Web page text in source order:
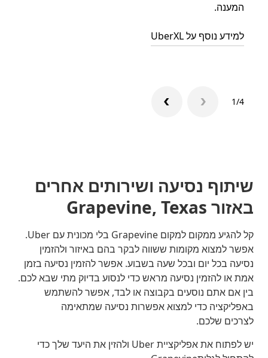
המענה.
למידע נוסף על UberXL
1/4
שיתוף נסיעה ושירותים אחרים
באזור Grapevine, Texas
קל להגיע ממקום למקום Grapevine בלי מכונית עם Uber.
אפשר למצוא מקומות ששווה לבקר בהם באיזור ולהזמין
נסיעה בכל יום ובכל שעה בשבוע. אפשר להזמין נסיעה בזמן
אמת או להזמין נסיעה מראש כדי לנסוע בדיוק מתי שבא לכם.
בין אם אתם נוסעים בקבוצה או לבד, אפשר להשתמש
באפליקציה כדי למצוא אפשרות נסיעה שמתאימה
לצרכים שלכם.
יש לפתוח את אפליקציית Uber ולהזין את היעד שלך כדי